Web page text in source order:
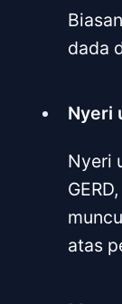
dada
Nyeri
Nyeri
atas